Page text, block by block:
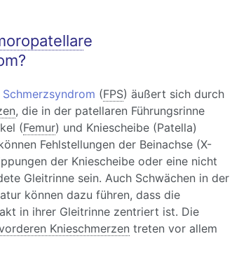
e
(FPS) äußert sich durch
, die in der patellaren Führungsrinne
(Femur) und Kniescheibe (Patella)
Fehlstellungen der Beinachse (X-
der Kniescheibe oder eine nicht
Gleitrinne sein. Auch Schwächen in der
können dazu führen, dass die
in ihrer Gleitrinne zentriert ist. Die
Knieschmerzen treten vor allem